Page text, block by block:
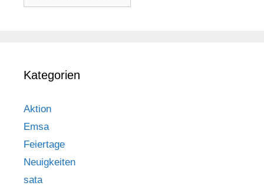
Kategorien
Aktion
Emsa
Feiertage
Neuigkeiten
sata